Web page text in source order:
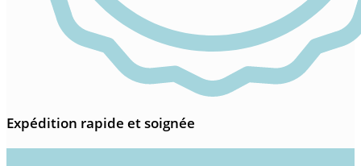
Expédition rapide et soignée